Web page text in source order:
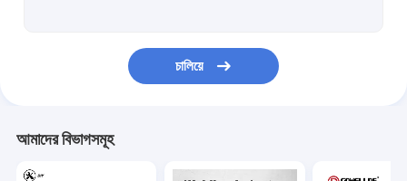
চালিয়ে
আমাদের বিভাগসমূহ